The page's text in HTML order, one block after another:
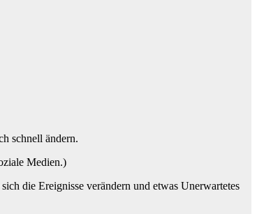
schnell ändern.
Medien.)
die Ereignisse verändern und etwas Unerwartetes